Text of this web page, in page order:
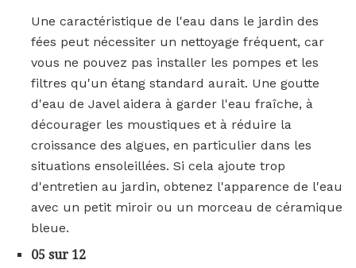
Une caractéristique de l'eau dans le jardin des
fées peut nécessiter un nettoyage fréquent, car
vous ne pouvez pas installer les pompes et les
filtres qu'un étang standard aurait. Une goutte
d'eau de Javel aidera à garder l'eau fraîche, à
décourager les moustiques et à réduire la
croissance des algues, en particulier dans les
situations ensoleillées. Si cela ajoute trop
d'entretien au jardin, obtenez l'apparence de l'eau
avec un petit miroir ou un morceau de céramique
bleue.
05 sur 12